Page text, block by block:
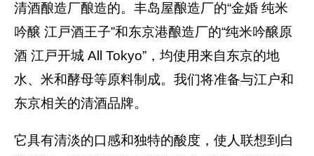
清酒酿造厂酿造的。丰岛屋酿造厂的“金婚 纯米
吟醸 江戸酒王子”和东京港酿造厂的“纯米吟醸原
酒 江戸开城 All Tokyo”，均使用来自东京的地
水、米和酵母等原料制成。我们将准备与江户和
东京相关的清酒品牌。
它具有清淡的口感和独特的酸度，使人联想到白